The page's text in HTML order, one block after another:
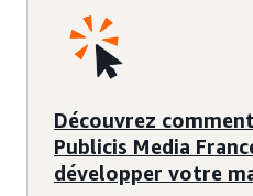
Découvrez comment
Publicis Media
développer votre